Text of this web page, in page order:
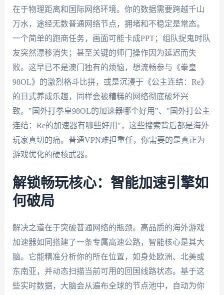
在于物理距离和国际网络环境。你的数据需要跨越千山
万水，途经无数普通网络节点，拥堵和不稳定是常态。
一个简单的跑商任务，画面可能卡成PPT；组队捉鬼时队
友突然漂移消失；甚至关键的师门操作因为延迟而失
败。这早已不是澳门独有的烦恼，想流畅参与《拳皇
98OL》的激烈格斗比拼，或是沉浸于《公主连结：Re》
的日式养成乐趣，同样会被糟糕的网络彻底破坏兴
致。"国外打拳皇98OL的加速器哪个好用"、"国外打公主
连结：Re的加速器有哪些好用"，这些搜索背后都是海外
玩家真切的痛。普通VPN难担重任，你需要的是真正为
游戏优化的硬核武器。
解锁畅玩核心：智能加速引擎如
何破局
解决之道在于突破普通网络的瓶颈。高品质的海外游戏
加速器如同搭建了一条专属高速公路，智能核心是其大
脑。它能精准分析你的所在位置，如身处欧洲、北美或
东南亚，并动态扫描当前可用的回国线路状态。基于这
些实时数据，大脑会从遍布全球的节点池中，自动为你